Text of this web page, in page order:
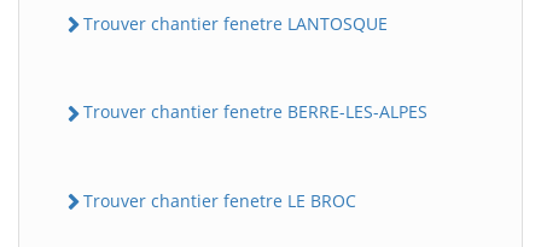
Trouver chantier fenetre LANTOSQUE
Trouver chantier fenetre BERRE-LES-ALPES
Trouver chantier fenetre LE BROC